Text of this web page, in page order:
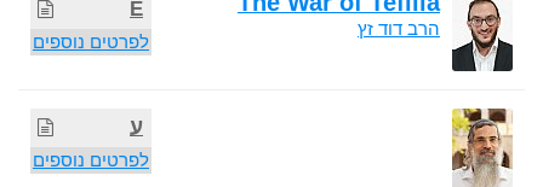
E
לפרטים נוספים
הרב דוד זץ
ע
לפרטים נוספים